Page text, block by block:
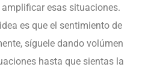
esas situaciones.
es que el sentimiento de
síguele dando volúmen
hasta que sientas la